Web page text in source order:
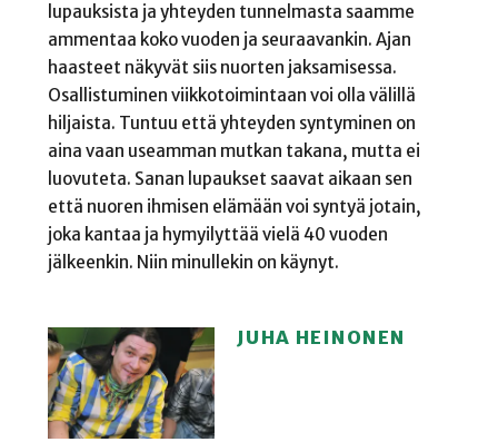
lupauksista ja yhteyden tunnelmasta saamme
ammentaa koko vuoden ja seuraavankin. Ajan
haasteet näkyvät siis nuorten jaksamisessa.
Osallistuminen viikkotoimintaan voi olla välillä
hiljaista. Tuntuu että yhteyden syntyminen on
aina vaan useamman mutkan takana, mutta ei
luovuteta. Sanan lupaukset saavat aikaan sen
että nuoren ihmisen elämään voi syntyä jotain,
joka kantaa ja hymyilyttää vielä 40 vuoden
jälkeenkin. Niin minullekin on käynyt.
JUHA HEINONEN